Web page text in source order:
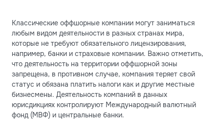
Классические оффшорные компании могут заниматься
любым видом деятельности в разных странах мира,
которые не требуют обязательного лицензирования,
например, банки и страховые компании. Важно отметить,
что деятельность на территории оффшорной зоны
запрещена, в противном случае, компания теряет свой
статус и обязана платить налоги как и другие местные
бизнесмены. Деятельность компаний в данных
юрисдикциях контролируют Международный валютный
фонд (МВФ) и центральные банки.